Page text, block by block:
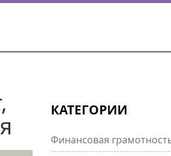
КАТЕГОРИИ
Финансовая